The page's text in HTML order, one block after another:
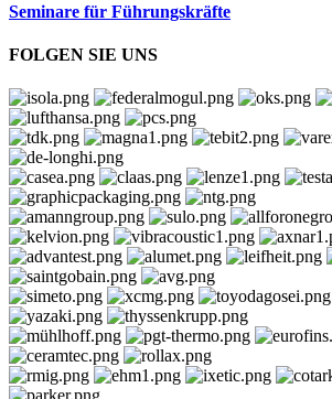
Seminare für Führungskräfte
FOLGEN SIE UNS